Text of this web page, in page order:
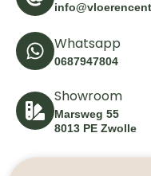
Whatsapp
0687947804
Showroom
Marsweg 55
8013 PE Zwolle